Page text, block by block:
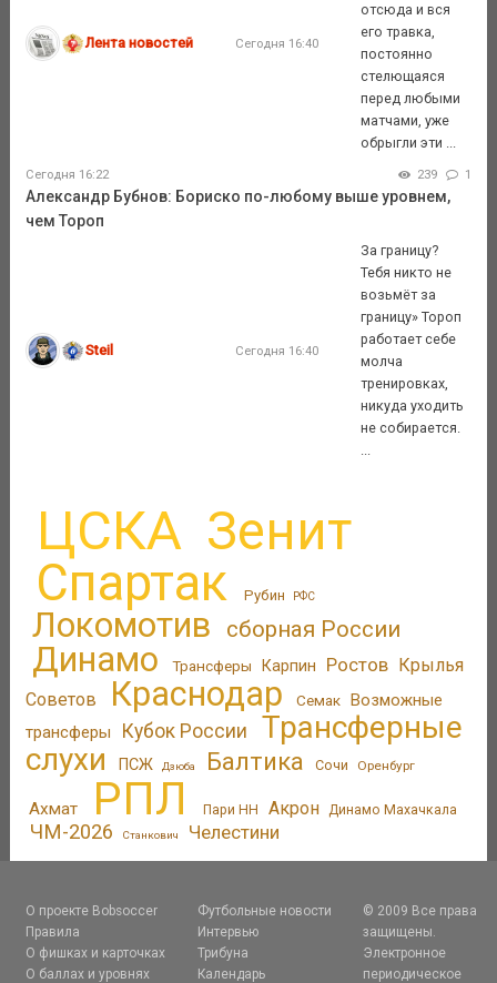
Лента новостей Сегодня 16:40
отсюда и вся
его травка,
постоянно
стелющаяся
перед любыми
матчами, уже
обрыгли эти ...
Сегодня 16:22 239 1
Александр Бубнов: Бориско по-любому выше уровнем,
чем Тороп
Steil Сегодня 16:40
За границу?
Тебя никто не
возьмёт за
границу» Тороп
работает себе
молча
тренировках,
никуда уходить
не собирается.
...
ЦСКА Зенит
Спартак Рубин РФС
Локомотив сборная России
Динамо Трансферы Карпин Ростов Крылья
Советов
Краснодар Семак Возможные
трансферы
Кубок России
Трансферные
слухи
ПСЖ Дзюба Балтика Сочи Оренбург
Ахмат РПЛ Пари НН Акрон Динамо Махачкала
ЧМ-2026 Станкович Челестини
О проекте Bobsoccer
Правила
О фишках и карточках
О баллах и уровнях
Футбольные новости
Интервью
Трибуна
Календарь
© 2009 Все права
защищены.
Электронное
периодическое